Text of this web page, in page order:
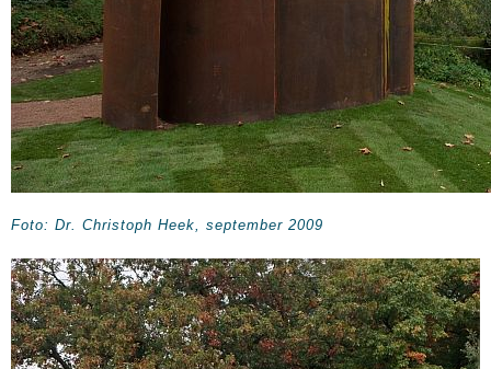
Foto: Dr. Christoph Heek, september 2009